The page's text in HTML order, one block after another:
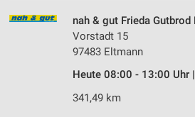
nah & gut Frieda Gutbrod
Vorstadt 15
97483 Eltmann
Heute 08:00 - 13:00 Uhr |
341,49 km